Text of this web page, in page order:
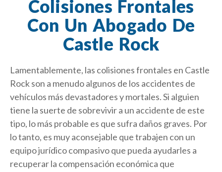
Colisiones Frontales
Con Un Abogado De
Castle Rock
Lamentablemente, las colisiones frontales en Castle
Rock son a menudo algunos de los accidentes de
vehículos más devastadores y mortales. Si alguien
tiene la suerte de sobrevivir a un accidente de este
tipo, lo más probable es que sufra daños graves. Por
lo tanto, es muy aconsejable que trabajen con un
equipo jurídico compasivo que pueda ayudarles a
recuperar la compensación económica que